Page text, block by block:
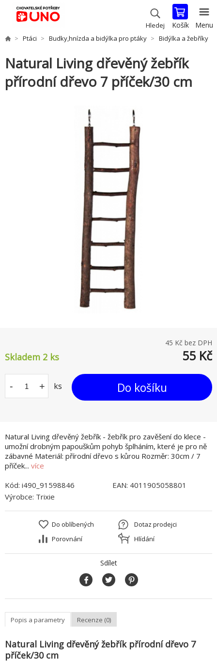
Hledej Košík Menu
Ptáci Budky,hnízda a bidýlka pro ptáky Bidýlka a žebříky
Natural Living dřevěný žebřík
přírodní dřevo 7 příček/30 cm
Natural Living dřevěný žebřík - žebřík pro zavěšení do klece -
umožní drobným papouškům pohyb šplháním, které je pro ně
zábavné Materiál: přírodní dřevo s kůrou Rozměr: 30cm / 7
příček... více
45 Kč bez DPH
Skladem 2 ks 55 Kč
- + ks Do košíku
Kód: i490_91598846 EAN: 4011905058801
Výrobce: Trixie
Do oblíbených
Porovnání
Dotaz prodejci
Hlídání
Sdílet
Popis a parametry Recenze (0)
Natural Living dřevěný žebřík přírodní dřevo 7
příček/30 cm